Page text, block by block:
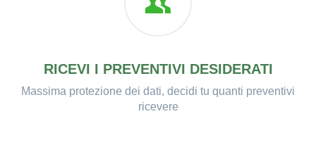
RICEVI I PREVENTIVI DESIDERATI
Massima protezione dei dati, decidi tu quanti preventivi
ricevere